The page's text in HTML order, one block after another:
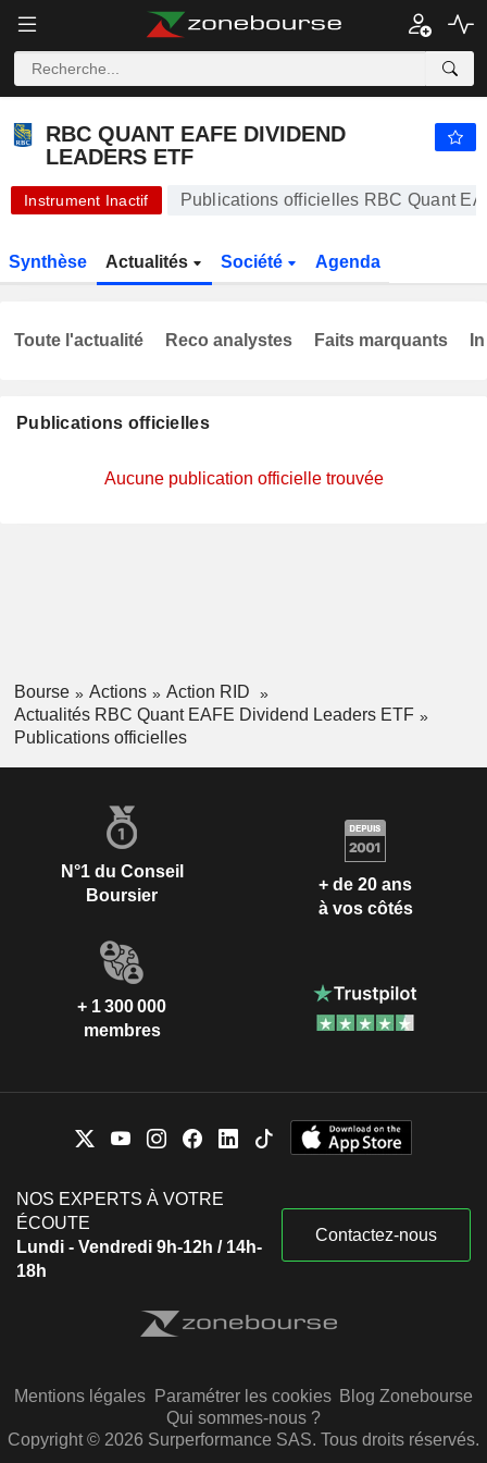
RBC QUANT EAFE DIVIDEND
LEADERS ETF
Instrument Inactif Publications officielles RBC Quant
Synthèse Actualités Société Agenda
Publications officielles
Aucune publication officielle trouvée
Toute l'actualité Reco analystes Faits marquants
Bourse Actions
Action RID
Actualités RBC Quant EAFE Dividend Leaders ETF
Publications officielles
N°1 du Conseil
Boursier
+ de 20 ans
à vos côtés
+ 1 300 000
membres
NOS EXPERTS À VOTRE
ÉCOUTE
Lundi - Vendredi 9h-12h / 14h-
18h
Contactez-nous
Mentions légales Paramétrer les cookies Blog Zonebourse
Qui sommes-nous ?
Copyright © 2026 Surperformance SAS. Tous droits réservés.